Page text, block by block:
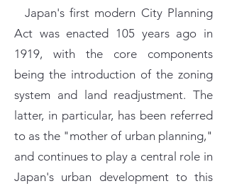
Japan's first modern City Planning
Act was enacted 105 years ago in
1919, with the core components
being the introduction of the zoning
system and land readjustment. The
latter, in particular, has been referred
to as the "mother of urban planning,"
and continues to play a central role in
Japan's urban development to this